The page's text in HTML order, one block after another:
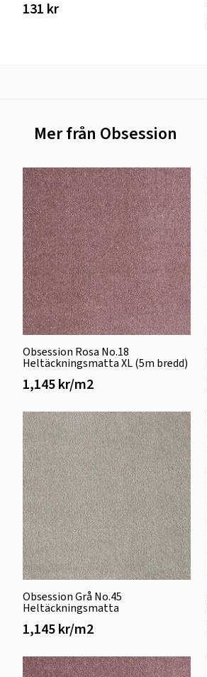
131 kr
Mer från Obsession
Obsession Rosa No.18
Heltäckningsmatta XL (5m bredd)
1,145 kr/m2
Obsession Grå No.45
Heltäckningsmatta
1,145 kr/m2